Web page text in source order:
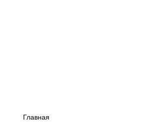
Главная